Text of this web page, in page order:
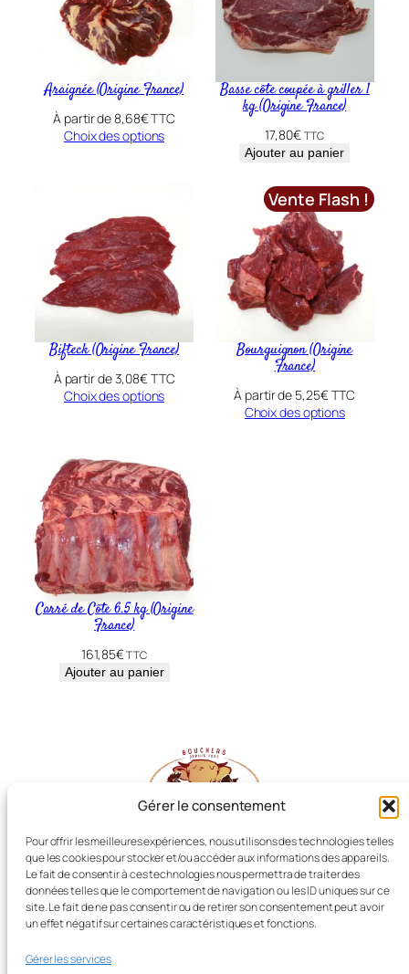
Gérer le consentement
Pour offrir les meilleures expériences, nous utilisons des technologies telles
que les cookies pour stocker et/ou accéder aux informations des appareils.
Le fait de consentir à ces technologies nous permettra de traiter des
données telles que le comportement de navigation ou les ID uniques sur ce
site. Le fait de ne pas consentir ou de retirer son consentement peut avoir
un effet négatif sur certaines caractéristiques et fonctions.
Gérer les services
n
e
Araignée (Origine France)
À partir de8,68€TTC
Choix des options
Basse côte coupée à griller 1
kg (Origine France)
17,80€ TTC
Ajouter au panier
Bifteck (Origine France)
À partir de3,08€TTC
Choix des options
Vente Flash !
Bourguignon (Origine
France)
À partir de 5,25€TTC
Choix des options
Carré de Côte 6.5 kg (Origine
France)
161,85€TTC
Ajouter au panier
Les Producteurs Réunis
Boucherie LIOT, Dissay (86)